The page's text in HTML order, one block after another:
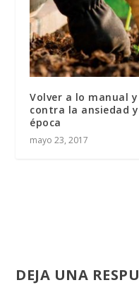
Volver a lo manual
contra la ansiedad
época
mayo 23, 2017
DEJA UNA